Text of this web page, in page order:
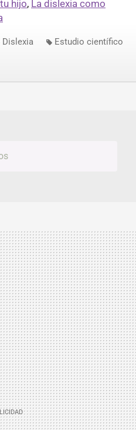
hijo, La dislexia como
Dislexia Estudio científico